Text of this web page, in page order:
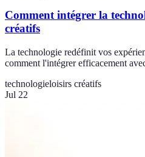
Comment intégrer la
créatifs
La technologie redéfinit vos
comment l'intégrer efficacement
technologieloisirs créatifs
Jul 22